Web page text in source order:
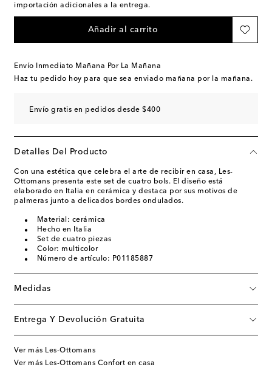
importación adicionales a la entrega.
Añadir al carrito
Envío Inmediato Mañana Por La Mañana
Haz tu pedido hoy para que sea enviado mañana por la mañana.
Envío gratis en pedidos desde $400
Detalles Del Producto
Con una estética que celebra el arte de recibir en casa, Les-
Ottomans presenta este set de cuatro bols. El diseño está
elaborado en Italia en cerámica y destaca por sus motivos de
palmeras junto a delicados bordes ondulados.
Material: cerámica
Hecho en Italia
Set de cuatro piezas
Color: multicolor
Número de artículo: P01185887
Medidas
Entrega Y Devolución Gratuita
Ver más Les-Ottomans
Ver más Les-Ottomans Confort en casa